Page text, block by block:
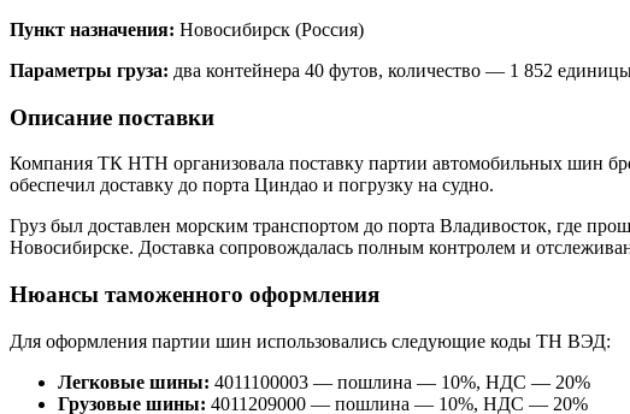
Пункт назначения: Новосибирск (Россия)
Параметры груза: два контейнера 40 футов, количество — 1 852
Описание поставки
Компания ТК НТН организовала поставку партии автомобильных шин
обеспечил доставку до порта Циндао и погрузку на судно.
Груз был доставлен морским транспортом до порта Владивосток, где
Новосибирске. Доставка сопровождалась полным контролем и
Нюансы таможенного оформления
Для оформления партии шин использовались следующие коды ТН ВЭД:
Легковые шины: 4011100003 — пошлина — 10%, НДС — 20%
Грузовые шины: 4011209000 — пошлина — 10%, НДС — 20%